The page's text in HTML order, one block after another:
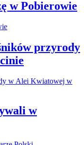
w Pobierowie
przyrody
w